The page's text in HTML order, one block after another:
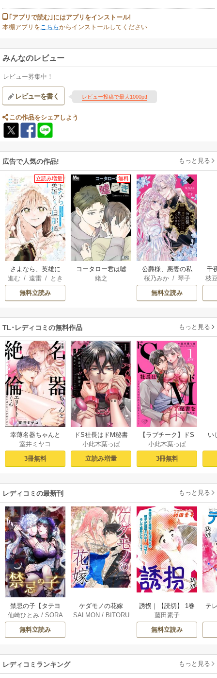
｢アプリで読む｣にはアプリをインストール!
本棚アプリを こちらからインストールしてください
みんなのレビュー
レビュー募集中！
レビューを書く レビュー投稿で最大1000pt!
この作品をシェアしよう
広告で人気の作品! もっと見る
立読み増量
さよなら、英雄に
なった旦那様 ～
ただ祈るだけの役
立たずな妻のはず
進む / 遠雷/ とき
間
無料立読み
無料
コータロー君は嘘
つき【タテヨミ】
緒之
公爵様、悪妻の私
はもう放っておい
てください
桜乃みか/ 琴子
無料立読み
千
国
枝
TL･レディコミの無料作品 もっと見る
幸薄名器ちゃんと
絶倫エリートくん
むさぼりエッチが
甘すぎる（分冊
室井ミヤコ
3冊無料
ドS社長はドM秘書
をいじめたい～オ
フィスでぬれとろ
玩具レビュー～ 1
き】
小此木葉っぱ
立読み増量
【ラブチーク】ドS
社長はドM秘書をい
じめたい～オフィ
スでぬれとろ玩具
小此木葉っぱ
3冊無料
い
レディコミの最新刊 もっと見る
禁忌の子【タテヨ
ミ】 120巻
仙崎ひとみ / SORA
JIMA
無料立読み
ケダモノの花嫁
［完全版］【タテ
SALMON/ BITORU
誘拐｜【読切】 1巻
藤田素子
無料立読み
テ
レディコミランキング もっと見る